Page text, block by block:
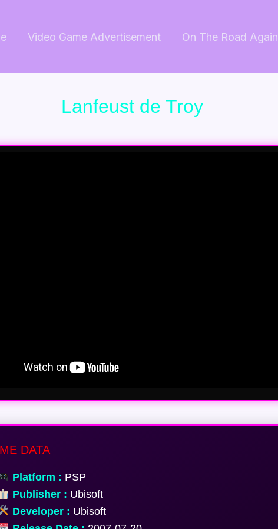
Video Game Advertisement On The Road Again
Lanfeust de Troy
DATA
Platform : PSP
Publisher : Ubisoft
Developer : Ubisoft